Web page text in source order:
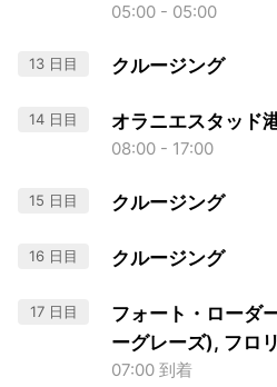
05:00 - 05:00
13 日目 クルージング
14 日目 オラニエスタッド
08:00 - 17:00
15 日目 クルージング
16 日目 クルージング
17 日目
フォート・ローダ
ーグレーズ), フロ
07:00 到着